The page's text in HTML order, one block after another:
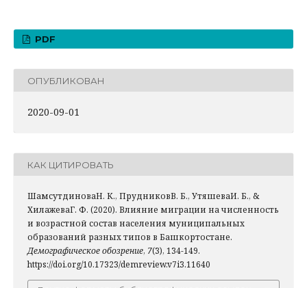
PDF
ОПУБЛИКОВАН
2020-09-01
КАК ЦИТИРОВАТЬ
ШамсутдиноваН. К., ПрудниковВ. Б., УтяшеваИ. Б., &
ХилажеваГ. Ф. (2020). Влияние миграции на численность
и возрастной состав населения муниципальных
образований разных типов в Башкортостане.
Демографическое обозрение, 7(3), 134-149.
https://doi.org/10.17323/demreview.v7i3.11640